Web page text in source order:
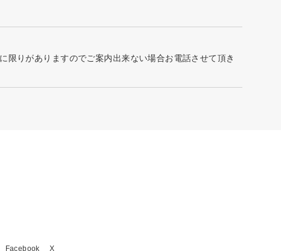
りがありますのでご案内出来ない場合お電話させて頂き
Facebook X